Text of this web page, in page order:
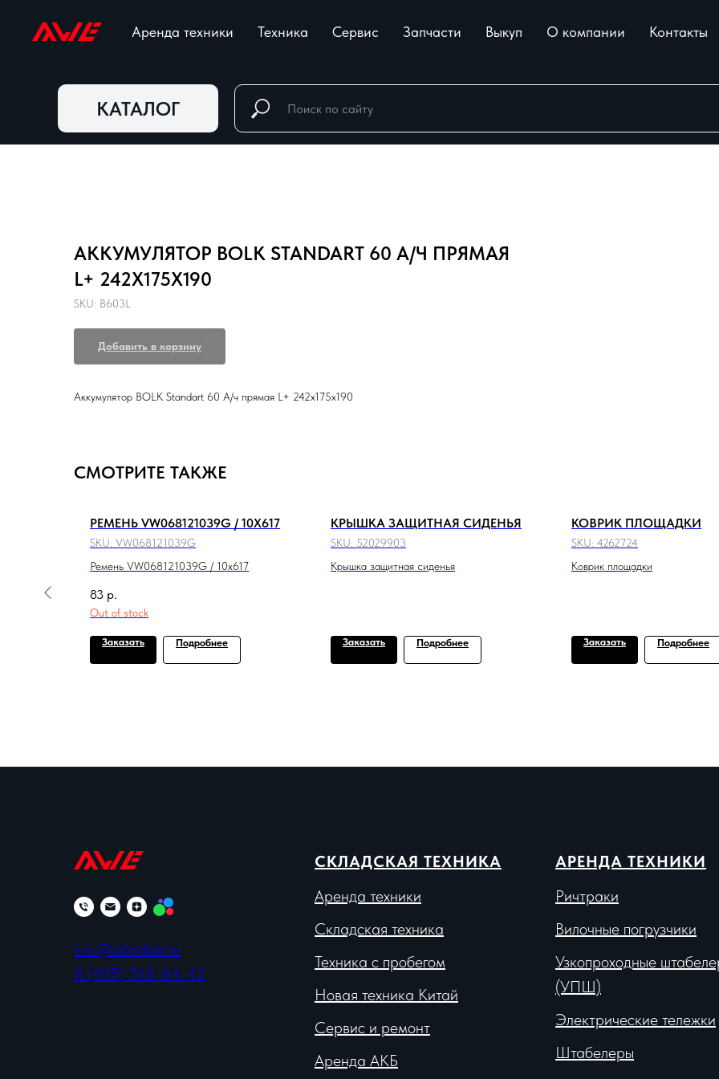
Аренда техники Техника Сервис Запчасти Выкуп О компании Контакты
КАТАЛОГ
АККУМУЛЯТОР BOLK STANDART 60 А/Ч ПРЯМАЯ
L+ 242X175X190
SKU: B603L
Добавить в корзину
Аккумулятор BOLK Standart 60 А/ч прямая L+ 242x175x190
СМОТРИТЕ ТАКЖЕ
РЕМЕНЬ VW068121039G / 10X617
SKU: VW068121039G
Ремень VW068121039G / 10x617
83 р.
Out of stock
Заказать Подробнее
КРЫШКА ЗАЩИТНАЯ СИДЕНЬЯ
SKU: 52029903
Крышка защитная сиденья
Заказать Подробнее
КОВРИК ПЛОЩАДКИ
SKU: 4262724
Коврик площадки
Заказать Подробнее
info@skladkar.ru
8 (495) 748-84-42
СКЛАДСКАЯ ТЕХНИКА
Аренда техники
Складская техника
Техника с пробегом
Новая техника Китай
Сервис и ремонт
Аренда АКБ
АРЕНДА ТЕХНИКИ
Ричтраки
Вилочные погрузчики
Узкопроходные
(УПШ)
Электрические тележки
Штабелеры